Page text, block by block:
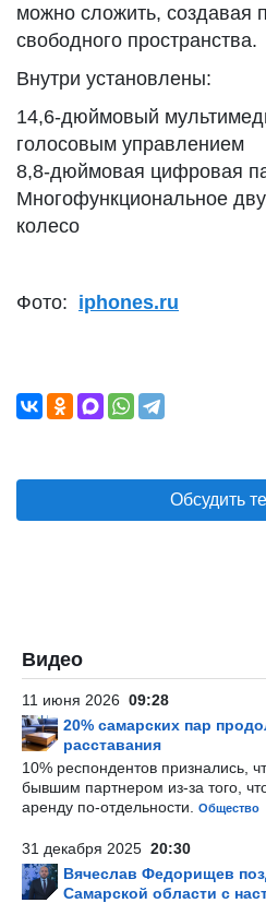
можно сложить, создавая
свободного пространства.
Внутри установлены:
14,6-дюймовый
голосовым управлением
8,8-дюймовая цифровая
Многофункциональное
колесо
Фото: iphones.ru
Обсудить
Видео
11 июня 2026 09:28
20% самарских пар
расставания
10% респондентов признались,
бывшим партнером из-за того,
аренду по-отдельности.
Общество
31 декабря 2025 20:30
Вячеслав Федорищев
Самарской области с